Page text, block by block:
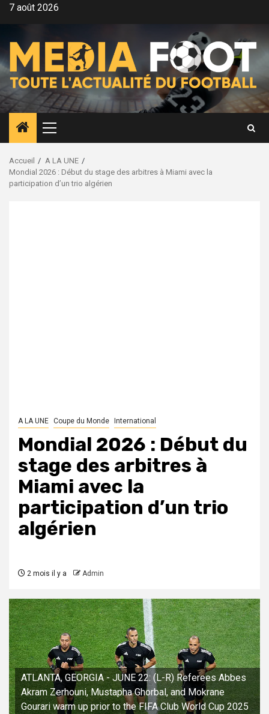
Aller7 août 2026
Menu
principal
Accueil
A LA UNE
Mondial 2026 : Début du stage des arbitres à Miami avec la
participation d’un trio algérien
A LA UNE Coupe du Monde International
Mondial 2026 : Début du
stage des arbitres à
Miami avec la
participation d’un trio
algérien
2 mois il y a Admin
ATLANTA, GEORGIA - JUNE 22: (L-R) Referees Abbes
Akram Zerhouni, Mustapha Ghorbal, and Mokrane
Gourari warm up prior to the FIFA Club World Cup 2025